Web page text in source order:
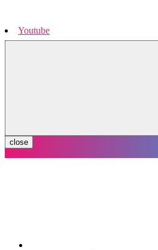
Youtube
close